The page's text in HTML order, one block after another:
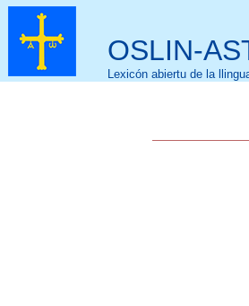
OSLIN-
Lexicón abiertu de la